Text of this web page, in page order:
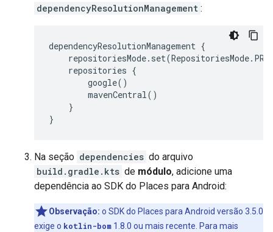
dependencyResolutionManagement :
dependencyResolutionManagement {
repositories {
google()
mavenCentral()
}
}
Na seção dependencies do arquivo
build.gradle.kts de módulo, adicione uma
dependência ao SDK do Places para Android:
Observação: o SDK do Places para Android versão 3.5.0
exige o kotlin-bom 1.8.0 ou mais recente. Para mais